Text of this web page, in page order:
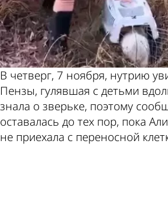
В четверг, 7 ноября, нутрию
Пензы, гулявшая с детьми
знала о зверьке, поэтому
оставалась до тех пор, пока
не приехала с переносной